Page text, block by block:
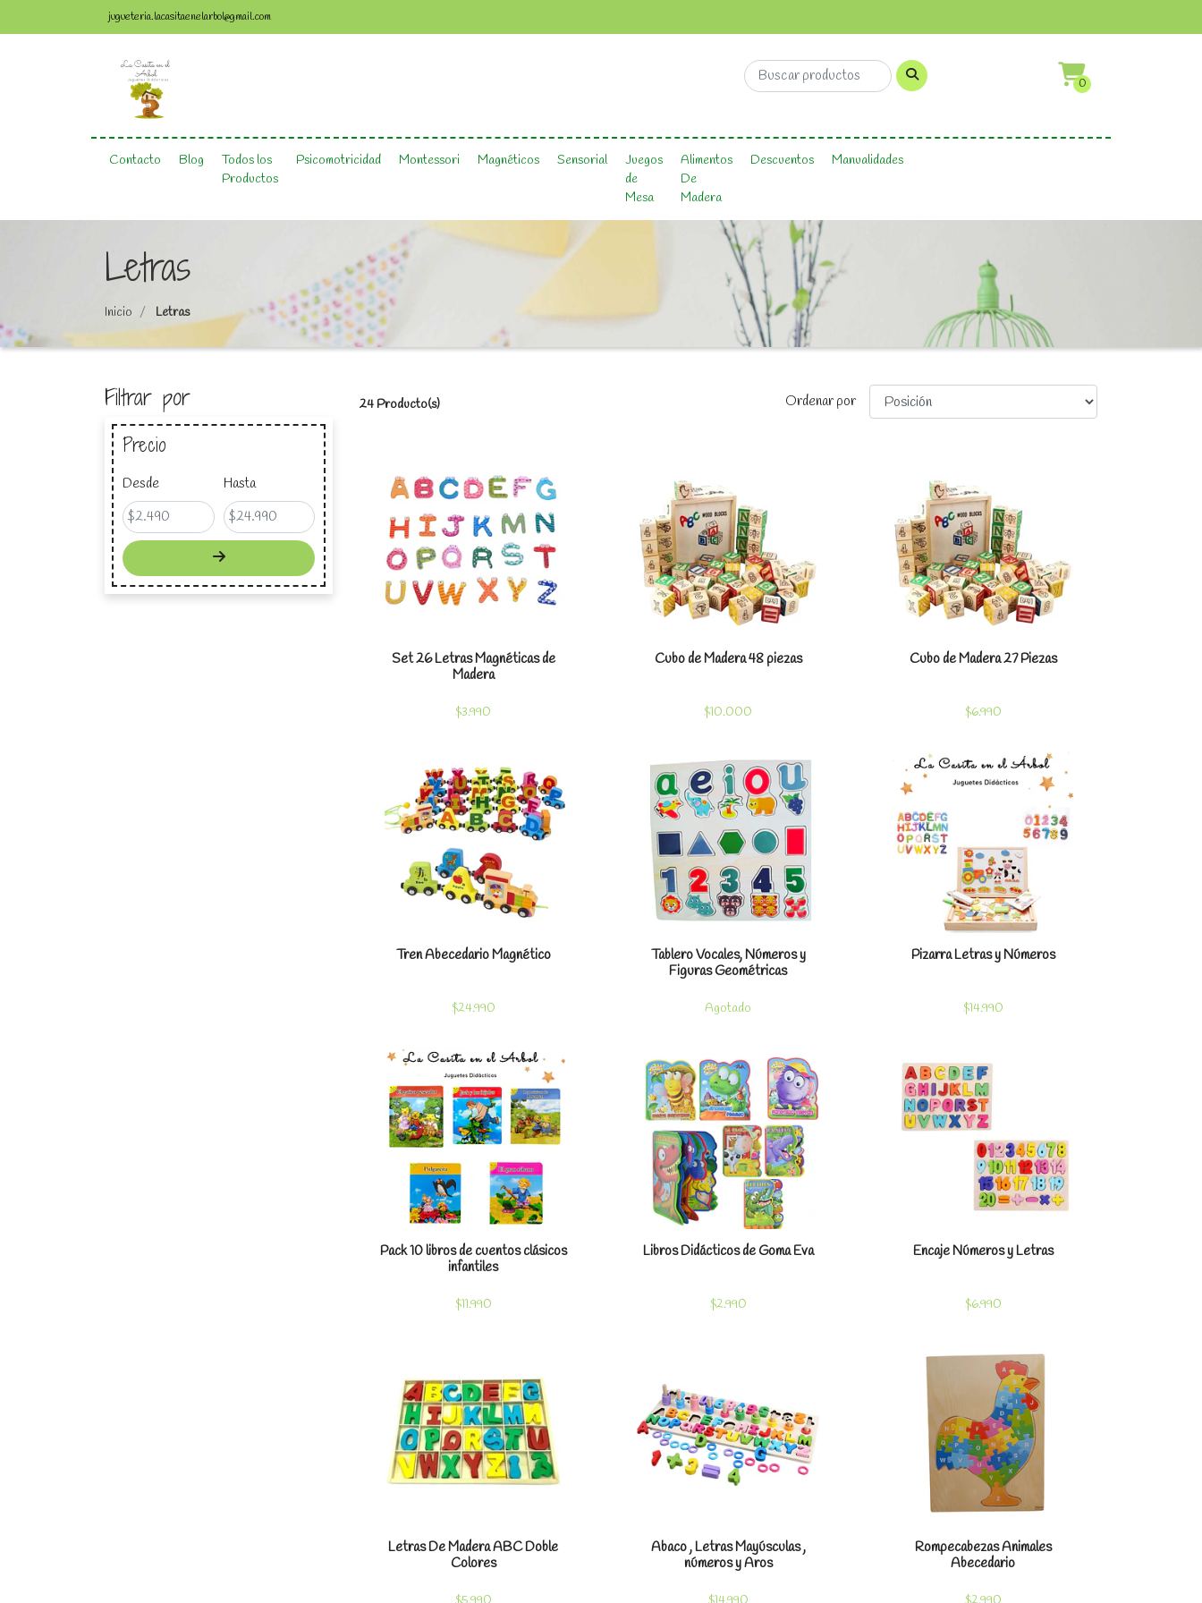
jugueteria.lacasitaenelarbol@gmail.com
0
Contacto Blog
Todos los
Productos
Psicomotricidad Montessori Magnéticos Sensorial
Juegos
de
Mesa
Alimentos
De
Madera
Descuentos Manualidades
Letras
Inicio Letras
Filtrar por
Precio
Desde Hasta
24 Producto(s) Ordenar por
Ver detalles
Set 26 Letras Magnéticas de
Madera
$3.990
Cubo de Madera 48 piezas
$10.000
Cubo de Madera 27 Piezas
$6.990
Ver detalles
Tren Abecedario Magnético
$24.990
Ver detalles
Tablero Vocales, Números y
Figuras Geométricas
Agotado
Ver detalles
Pizarra Letras y Números
$14.990
Ver detalles
Pack 10 libros de cuentos clásicos
infantiles
$11.990
Ver detalles
Libros Didácticos de Goma Eva
$2.990
Encaje Números y Letras
$6.990
Ver detalles
Letras De Madera ABC Doble
Colores
Abaco , Letras Mayúsculas ,
números y Aros
Ver detalles
Rompecabezas Animales
Abecedario